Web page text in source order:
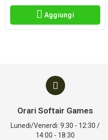
Aggiungi
Orari Softair Games
Lunedi/Venerdi: 9:30 - 12:30 /
14:00 - 18:30